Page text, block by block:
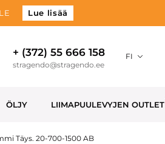
Lue lisää
+ (372) 55 666 158
stragendo@stragendo.ee
FI
ÖLJY LIIMAPUULEVYJEN OUTLET
Täys. 20-700-1500 AB